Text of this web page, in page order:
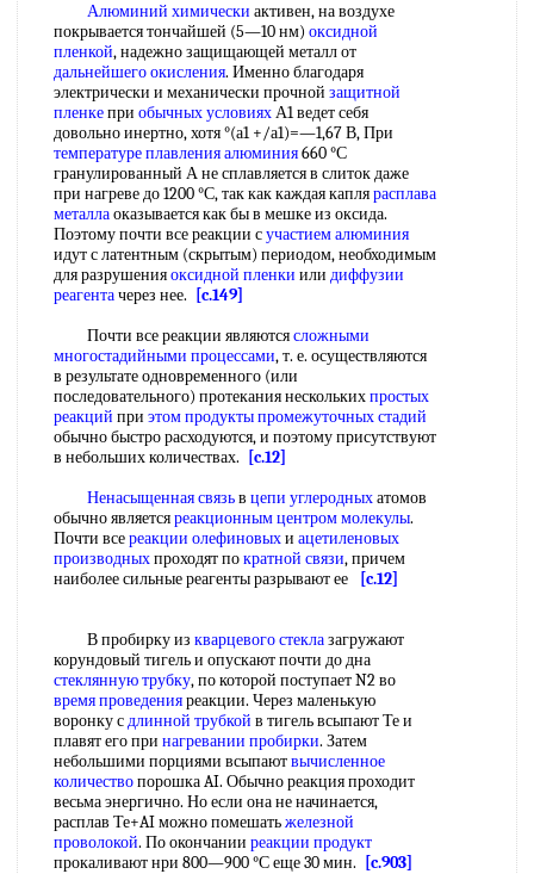
Алюминий химически активен, на воздухе
покрывается тончайшей (5—10 нм) оксидной
пленкой, надежно защищающей металл от
дальнейшего окисления. Именно благодаря
электрически и механически прочной защитной
пленкепри обычных условияхА1 ведет себя
довольно инертно, хотя °(а1 +/а1)=—1,67 В, При
температуре плавления алюминия660 °С
гранулированный А не сплавляется в слиток даже
при нагреве до 1200 °С, так как каждая каплярасплава
металлаоказывается как бы в мешке из оксида.
Поэтому почти все реакции сучастием алюминия
идут с латентным (скрытым) периодом, необходимым
для разрушенияоксидной пленки или диффузии
реагентачерез нее.
[c.149]
Почти все реакции являютсясложными
многостадийными процессами, т. е. осуществляются
в результате одновременного (или
последовательного) протекания несколькихпростых
реакций при этом продуктыпромежуточных стадий
обычно быстро расходуются, и поэтому присутствуют
в небольших количествах.
[c.12]
Ненасыщенная связьв цепи углеродныхатомов
обычно являетсяреакционным центром молекулы.
Почти всереакции олефиновыхи ацетиленовых
производныхпроходят пократной связи, причем
наиболее сильные реагенты разрывают ее
[c.12]
В пробирку из кварцевого стеклазагружают
корундовый тигель и опускают почти до дна
стеклянную трубку, по которой поступает N2 во
время проведенияреакции. Через маленькую
воронку сдлинной трубкой в тигель всыпают Те и
плавят его при нагревании пробирки. Затем
небольшими порциями всыпаютвычисленное
количествопорошка AI. Обычно реакция проходит
весьма энергично. Но если она не начинается,
расплав Те+AI можно помешатьжелезной
проволокой. По окончании реакции продукт
прокаливают нри 800—900 °С еще 30 мин.
[c.903]